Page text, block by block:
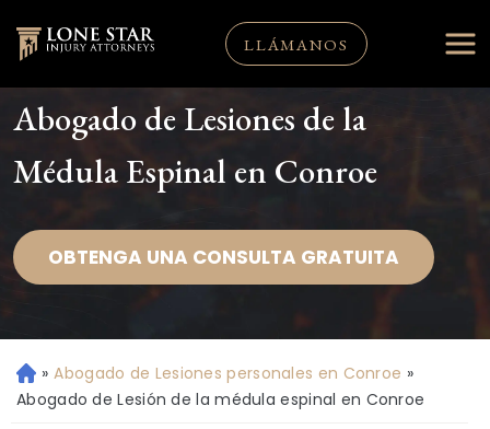
LLÁMANOS
Abogado de Lesiones de la
Médula Espinal en Conroe
OBTENGA UNA CONSULTA GRATUITA
Ini
ci
» Abogado de Lesiones personales en Conroe »
Abogado de Lesión de la médula espinal en Conroe